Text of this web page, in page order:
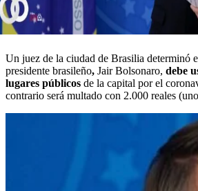
Un juez de la ciudad de Brasilia determinó
presidente brasileño, Jair Bolsonaro, debe
lugares públicos de la capital por el
contrario será multado con 2.000 reales